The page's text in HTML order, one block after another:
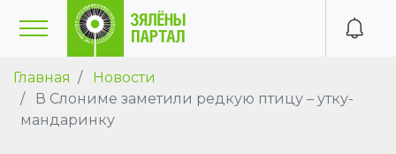
Главная
Новости
В Слониме заметили редкую птицу – утку-
мандаринку